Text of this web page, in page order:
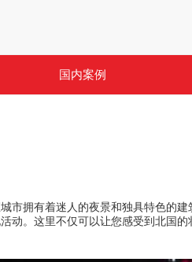
国内案例
市拥有着迷人的夜景和独具特色的
动。这里不仅可以让您感受到北国